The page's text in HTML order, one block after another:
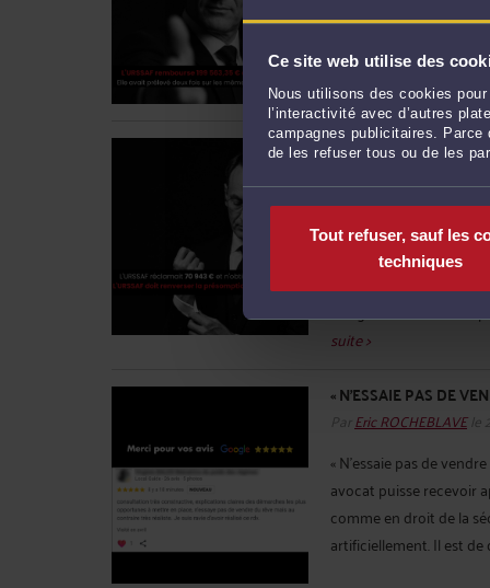
Ce site web utilise des
Nous utilisons des cookies
l’interactivité avec d’autres
campagnes publicitaires.
de les refuser tous ou de les
Tout refuser, sauf les
techniques
sur les mêmes actions
entre 2010 et 2013.
spécifique de l'article
L'URSSAF
DOIT RENVERSER LA
ParEric ROCHEBLAVEle
L'URSSAF réclamait 70
renverser la
directeur général à la
et signe un contrat de
suite >
« N’ESSAIE PAS DE
Par Eric ROCHEBLAVEle
« N’essaie pas de
avocat puisse recevoir
comme en droit de la
artificiellement. Il est de